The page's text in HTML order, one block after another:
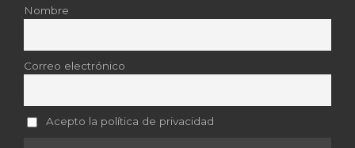
Nombre
Correo electrónico
Acepto la política de privacidad